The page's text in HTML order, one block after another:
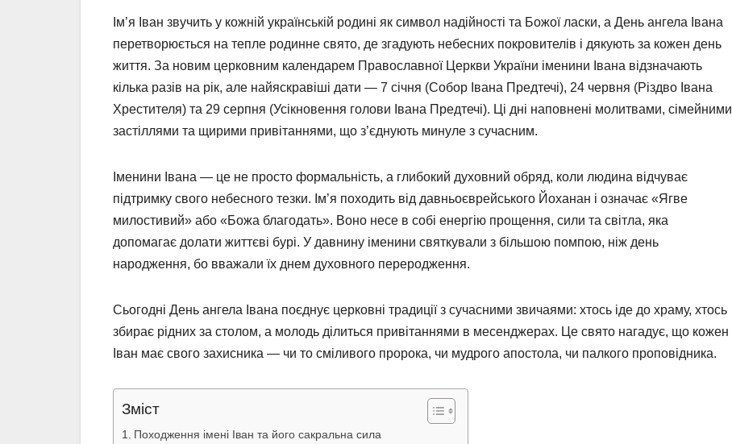
Ім’я Іван звучить у кожній українській родині як символ надійності та Божої ласки, а День ангела Івана
перетворюється на тепле родинне свято, де згадують небесних покровителів і дякують за кожен день
життя. За новим церковним календарем Православної Церкви України іменини Івана відзначають
кілька разів на рік, але найяскравіші дати — 7 січня (Собор Івана Предтечі), 24 червня (Різдво Івана
Хрестителя) та 29 серпня (Усікновення голови Івана Предтечі). Ці дні наповнені молитвами, сімейними
застіллями та щирими привітаннями, що з’єднують минуле з сучасним.
Іменини Івана — це не просто формальність, а глибокий духовний обряд, коли людина відчуває
підтримку свого небесного тезки. Ім’я походить від давньоєврейського Йоханан і означає «Ягве
милостивий» або «Божа благодать». Воно несе в собі енергію прощення, сили та світла, яка
допомагає долати життєві бурі. У давнину іменини святкували з більшою помпою, ніж день
народження, бо вважали їх днем духовного переродження.
Сьогодні День ангела Івана поєднує церковні традиції з сучасними звичаями: хтось іде до храму, хтось
збирає рідних за столом, а молодь ділиться привітаннями в месенджерах. Це свято нагадує, що кожен
Іван має свого захисника — чи то сміливого пророка, чи мудрого апостола, чи палкого проповідника.
Зміст
Походження імені Іван та його сакральна сила